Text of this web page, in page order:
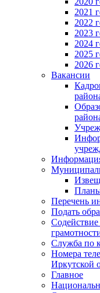
2021
2022
2023
2024
2025
2026
Вакансии
Перечень
Подать
Служба по
Номера
Иркутской
Главное